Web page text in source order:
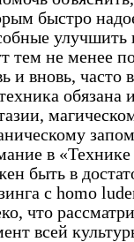
быстро
улучшить
тем не менее
и вновь, часто
в
быть в
с homo
что
всей